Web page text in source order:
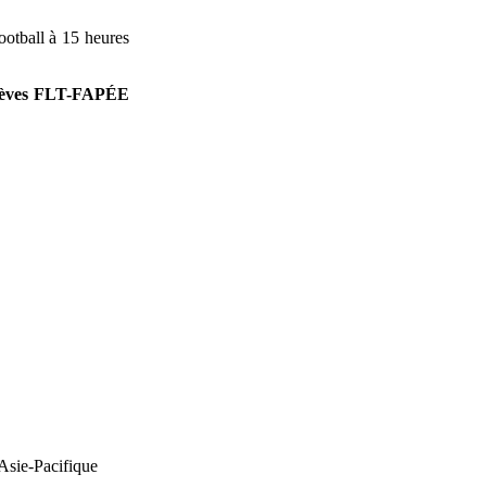
à 15 heures
FLT-FAPÉE
Pacifique